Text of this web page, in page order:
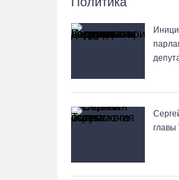
главы